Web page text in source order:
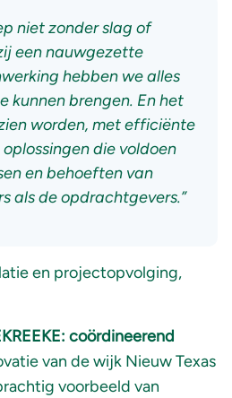
niet zonder slag of
een nauwgezette
hebben we alles
kunnen brengen. En het
worden, met efficiënte
die voldoen
en behoeften van
als de opdrachtgevers.”
en projectopvolging,
coördineerend
van de wijk Nieuw Texas
voorbeeld van